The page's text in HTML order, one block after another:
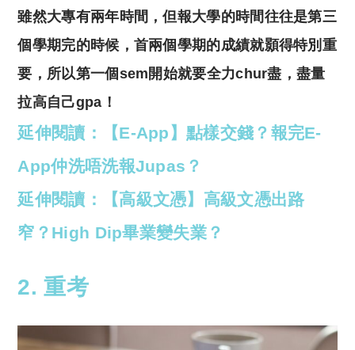
雖然大專有兩年時間，但報大學的時間往往是第三
個學期完的時候， 首兩個學期的成績就顥得特別重
要， 所以第一個sem開始就要全力chur盡，盡量
拉高自己gpa！
延伸閱讀：【E-App】點樣交錢？報完E-
App仲洗唔洗報Jupas？
延伸閱讀：【高級文憑】高級文憑出路
窄？High Dip畢業變失業？
2. 重考